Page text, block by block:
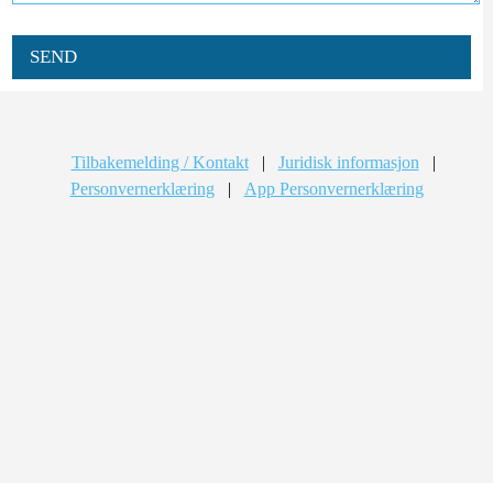
SEND
Tilbakemelding / Kontakt | Juridisk informasjon
|
Personvernerklæring
| App Personvernerklæring